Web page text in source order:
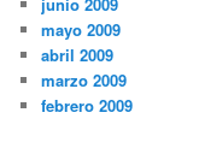
mayo 2009
abril 2009
marzo 2009
febrero 2009